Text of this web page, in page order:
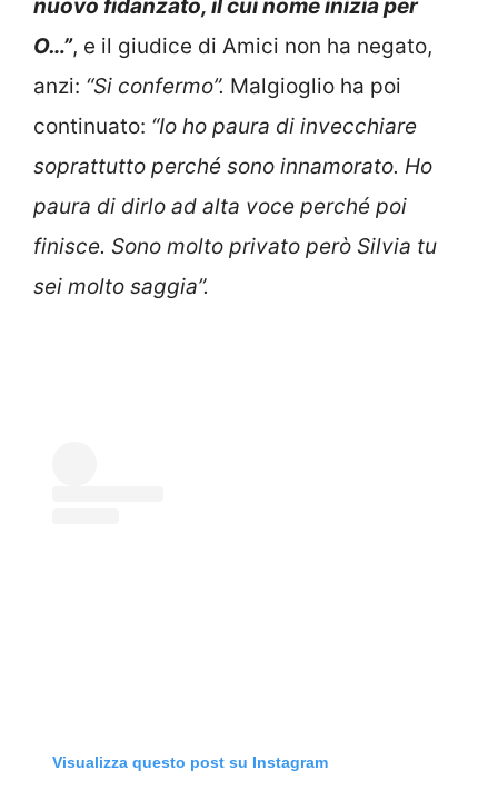
nuovo fidanzato, il cui nome inizia per
O…”, e il giudice di Amici non ha negato,
anzi: “Si confermo”. Malgioglio ha poi
continuato: “Io ho paura di invecchiare
soprattutto perché sono innamorato. Ho
paura di dirlo ad alta voce perché poi
finisce. Sono molto privato però Silvia tu
sei molto saggia”.
Visualizza questo post su Instagram